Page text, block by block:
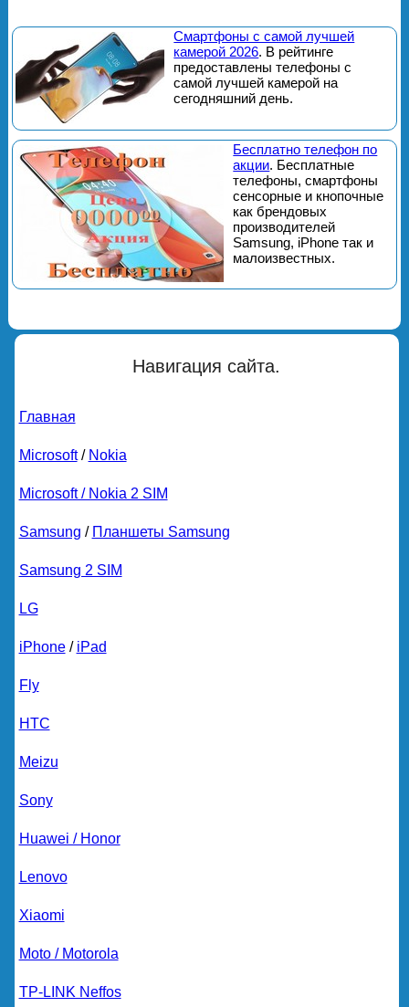
Смартфоны с самой лучшей
камерой 2026. В рейтинге
предоставлены телефоны с
самой лучшей камерой на
сегодняшний день.
Бесплатно телефон по
акции. Бесплатные
телефоны, смартфоны
сенсорные и кнопочные
как брендовых
производителей
Samsung, iPhone так и
малоизвестных.
Навигация сайта.
Главная
Microsoft/ Nokia
Microsoft / Nokia 2 SIM
Samsung / Планшеты Samsung
Samsung 2 SIM
LG
iPhone/ iPad
Fly
HTC
Meizu
Sony
Huawei / Honor
Lenovo
Xiaomi
Moto / Motorola
TP-LINK Neffos